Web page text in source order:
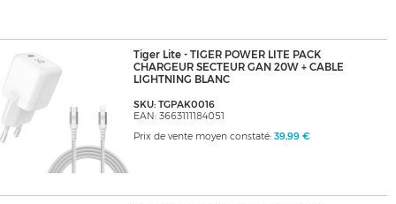
Tiger Lite - TIGER POWER LITE PACK
CHARGEUR SECTEUR GAN 20W + CABLE
LIGHTNING BLANC
SKU: TGPAK0016
EAN: 3663111184051
Prix de vente moyen constaté: 39,99 €